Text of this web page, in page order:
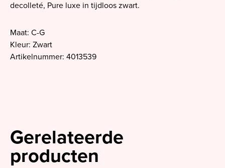
decolleté, Pure luxe in tijdloos zwart.
Maat: C-G
Kleur: Zwart
Artikelnummer: 4013539
Gerelateerde
producten